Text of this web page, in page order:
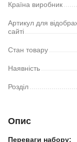
Країна виробник
Артикул для
сайті
Стан товару
Наявність
Розділ
Опис
Переваги набору: